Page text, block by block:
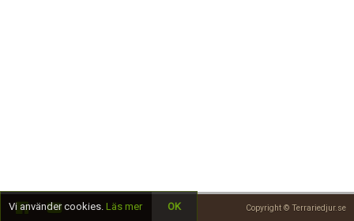
Copyright © Terrariedjur.se
Vi använder cookies. Läs mer OK